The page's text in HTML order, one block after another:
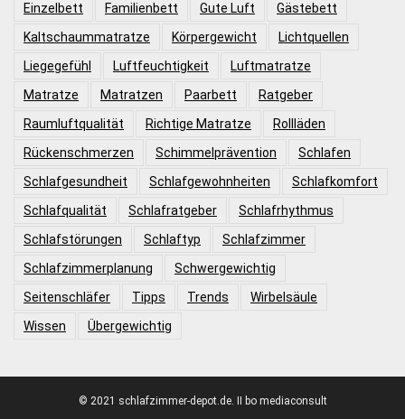
Einzelbett
Familienbett Gute Luft
Gästebett
Kaltschaummatratze
Körpergewicht
Lichtquellen
Liegegefühl
Luftfeuchtigkeit
Luftmatratze
Matratze
Matratzen Paarbett
Ratgeber
Raumluftqualität
Richtige Matratze
Rollläden
Rückenschmerzen
Schimmelprävention
Schlafen
Schlafgesundheit
Schlafgewohnheiten
Schlafkomfort
Schlafqualität
Schlafratgeber
Schlafrhythmus
Schlafstörungen
Schlaftyp
Schlafzimmer
Schlafzimmerplanung
Schwergewichtig
Seitenschläfer
Tipps Trends
Wirbelsäule
Wissen
Übergewichtig
© 2021 schlafzimmer-depot.de. II bo mediaconsult